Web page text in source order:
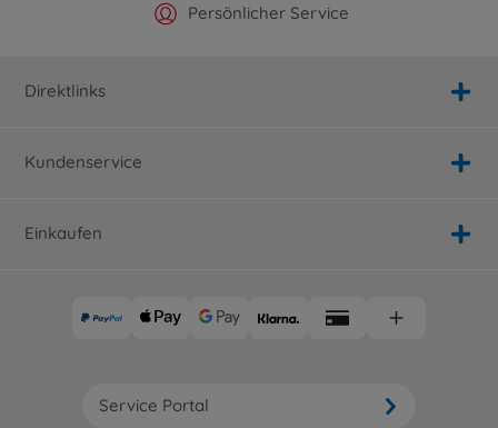
Offizieller Hersteller Shop
Persönlicher Service
Versandkostenfrei ab 25€
Schnelle Lieferung
Direktlinks
Kundenservice
Einkaufen
Service Portal